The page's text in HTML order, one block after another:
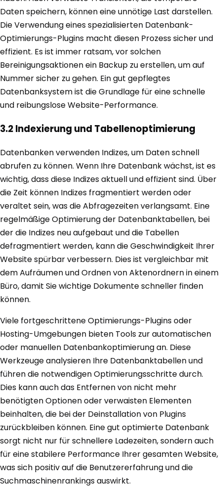
Daten speichern, können eine unnötige Last darstellen.
Die Verwendung eines spezialisierten Datenbank-
Optimierungs-Plugins macht diesen Prozess sicher und
effizient. Es ist immer ratsam, vor solchen
Bereinigungsaktionen ein Backup zu erstellen, um auf
Nummer sicher zu gehen. Ein gut gepflegtes
Datenbanksystem ist die Grundlage für eine schnelle
und reibungslose Website-Performance.
3.2 Indexierung und Tabellenoptimierung
Datenbanken verwenden Indizes, um Daten schnell
abrufen zu können. Wenn Ihre Datenbank wächst, ist es
wichtig, dass diese Indizes aktuell und effizient sind. Über
die Zeit können Indizes fragmentiert werden oder
veraltet sein, was die Abfragezeiten verlangsamt. Eine
regelmäßige Optimierung der Datenbanktabellen, bei
der die Indizes neu aufgebaut und die Tabellen
defragmentiert werden, kann die Geschwindigkeit Ihrer
Website spürbar verbessern. Dies ist vergleichbar mit
dem Aufräumen und Ordnen von Aktenordnern in einem
Büro, damit Sie wichtige Dokumente schneller finden
können.
Viele fortgeschrittene Optimierungs-Plugins oder
Hosting-Umgebungen bieten Tools zur automatischen
oder manuellen Datenbankoptimierung an. Diese
Werkzeuge analysieren Ihre Datenbanktabellen und
führen die notwendigen Optimierungsschritte durch.
Dies kann auch das Entfernen von nicht mehr
benötigten Optionen oder verwaisten Elementen
beinhalten, die bei der Deinstallation von Plugins
zurückbleiben können. Eine gut optimierte Datenbank
sorgt nicht nur für schnellere Ladezeiten, sondern auch
für eine stabilere Performance Ihrer gesamten Website,
was sich positiv auf die Benutzererfahrung und die
Suchmaschinenrankings auswirkt.